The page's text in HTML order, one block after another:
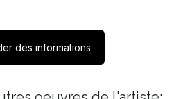
des informations